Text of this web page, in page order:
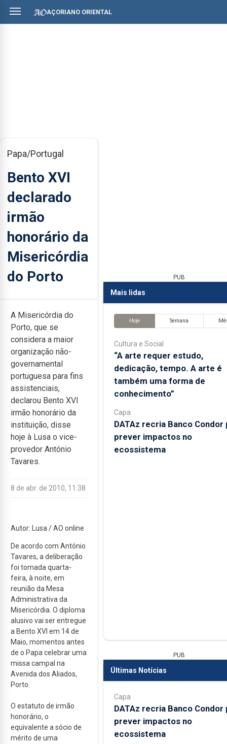
AÇORIANO ORIENTAL
Papa/Portugal
Bento XVI
declarado
irmão
honorário da
Misericórdia
do Porto
A Misericórdia do
Porto, que se
considera a maior
organização não-
governamental
portuguesa para fins
assistenciais,
declarou Bento XVI
irmão honorário da
instituição, disse
hoje à Lusa o vice-
provedor António
Tavares.
8 de abr. de 2010, 11:38
Autor: Lusa / AO online
De acordo com António
Tavares, a deliberação
foi tomada quarta-
feira, à noite, em
reunião da Mesa
Administrativa da
Misericórdia. O diploma
alusivo vai ser entregue
a Bento XVI em 14 de
Maio, momentos antes
de o Papa celebrar uma
missa campal na
Avenida dos Aliados,
Porto.
O estatuto de irmão
honorário, o
equivalente a sócio de
mérito de uma
PUB
Mais lidas
Hoje Semana
Cultura e Social
“A arte requer estudo,
dedicação, tempo. A arte é
também uma forma de
conhecimento”
Capa
DATAz recria Banco Condor
prever impactos no
ecossistema
PUB
Últimas Notícias
Capa
DATAz recria Banco Condor
prever impactos no
ecossistema